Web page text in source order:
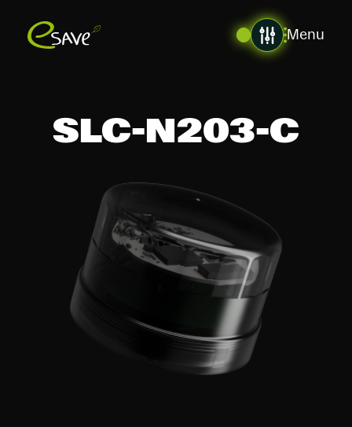
Menu
SLC-N203-C